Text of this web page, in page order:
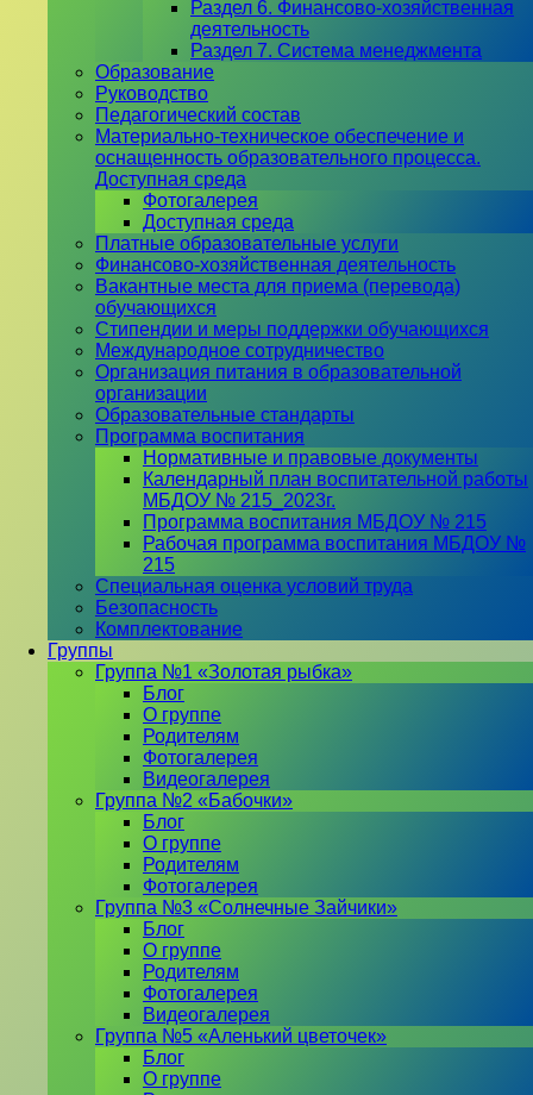
Раздел 6. Финансово-хозяйственная
деятельность
Раздел 7. Система менеджмента
Образование
Руководство
Педагогический состав
Материально-техническое обеспечение и
оснащенность образовательного процесса.
Доступная среда
Фотогалерея
Доступная среда
Платные образовательные услуги
Финансово-хозяйственная деятельность
Вакантные места для приема (перевода)
обучающихся
Стипендии и меры поддержки обучающихся
Международное сотрудничество
Организация питания в образовательной
организации
Образовательные стандарты
Программа воспитания
Нормативные и правовые документы
Календарный план воспитательной работы
МБДОУ № 215_2023г.
Программа воспитания МБДОУ № 215
Рабочая программа воспитания МБДОУ №
215
Специальная оценка условий труда
Безопасность
Комплектование
Группы
Группа №1 «Золотая рыбка»
Блог
О группе
Родителям
Фотогалерея
Видеогалерея
Группа №2 «Бабочки»
Блог
О группе
Родителям
Фотогалерея
Группа №3 «Солнечные Зайчики»
Блог
О группе
Родителям
Фотогалерея
Видеогалерея
Группа №5 «Аленький цветочек»
Блог
О группе